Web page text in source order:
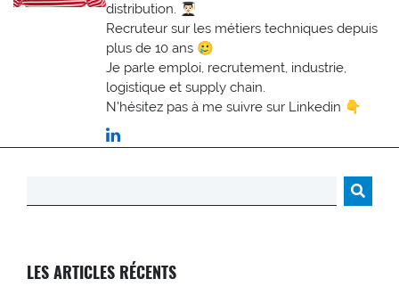
distribution. 👨🏻‍🎓
Recruteur sur les métiers techniques depuis
plus de 10 ans 🥲
Je parle emploi, recrutement, industrie,
logistique et supply chain.
N'hésitez pas à me suivre sur Linkedin 👇
LES ARTICLES RÉCENTS